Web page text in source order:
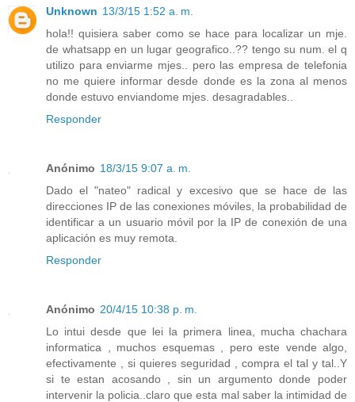
Unknown 13/3/15 1:52 a. m.
hola!! quisiera saber como se hace para localizar un mje.
de whatsapp en un lugar geografico..?? tengo su num. el q
utilizo para enviarme mjes.. pero las empresa de telefonia
no me quiere informar desde donde es la zona al menos
donde estuvo enviandome mjes. desagradables..
Responder
Anónimo 18/3/15 9:07 a. m.
Dado el "nateo" radical y excesivo que se hace de las
direcciones IP de las conexiones móviles, la probabilidad de
identificar a un usuario móvil por la IP de conexión de una
aplicación es muy remota.
Responder
Anónimo 20/4/15 10:38 p. m.
Lo intui desde que lei la primera linea, mucha chachara
informatica , muchos esquemas , pero este vende algo,
efectivamente , si quieres seguridad , compra el tal y tal..Y
si te estan acosando , sin un argumento donde poder
intervenir la policia..claro que esta mal saber la intimidad de